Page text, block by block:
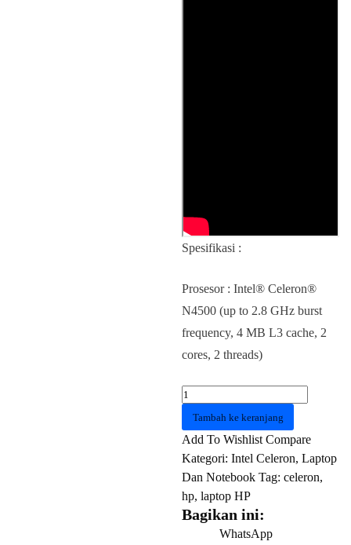
Spesifikasi :
Prosesor : Intel® Celeron®
N4500 (up to 2.8 GHz burst
frequency, 4 MB L3 cache, 2
cores, 2 threads)
Kuantitas
HP
14s
7Z952PA
N4500
8GB
Tambah ke keranjang
Add To Wishlist Compare
Kategori:Intel Celeron,Laptop
Dan Notebook Tag:celeron,
hp,laptop HP
Bagikan ini:
WhatsApp